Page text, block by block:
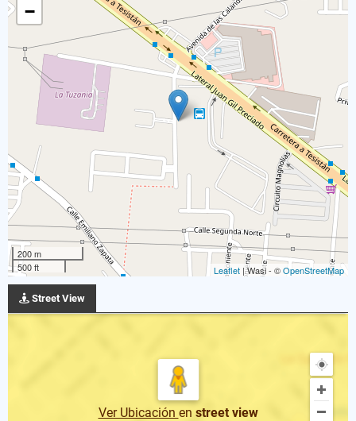
−
200 m
500 ft
Leaflet | Wasi - ©OpenStreetMap
Street View
Ver Ubicación en street view